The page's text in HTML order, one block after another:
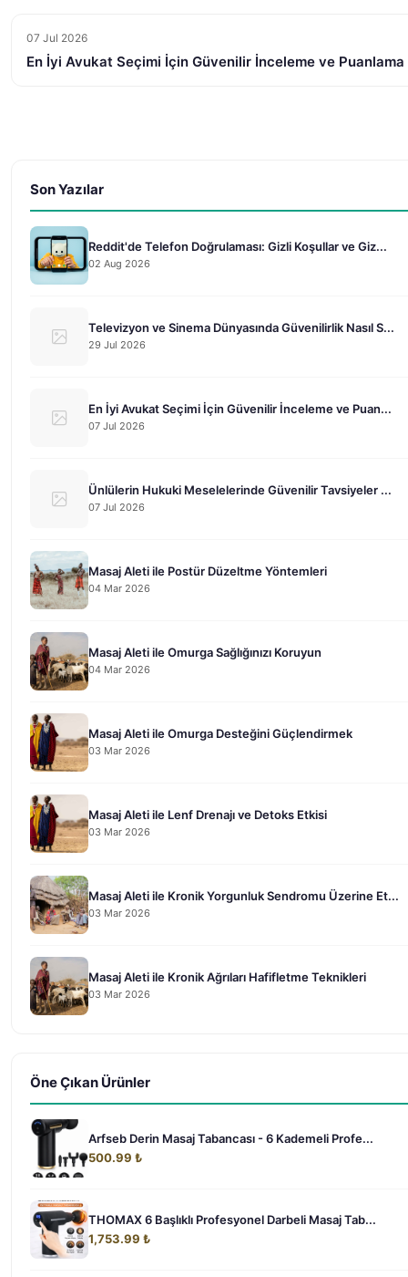
07 Jul 2026
En İyi Avukat Seçimi İçin Güvenilir İnceleme ve Puanlama
Son Yazılar
Reddit'de Telefon Doğrulaması: Gizli Koşullar ve Giz...
02 Aug 2026
Televizyon ve Sinema Dünyasında Güvenilirlik Nasıl S...
29 Jul 2026
En İyi Avukat Seçimi İçin Güvenilir İnceleme ve Puan...
07 Jul 2026
Ünlülerin Hukuki Meselelerinde Güvenilir Tavsiyeler ...
07 Jul 2026
Masaj Aleti ile Postür Düzeltme Yöntemleri
04 Mar 2026
Masaj Aleti ile Omurga Sağlığınızı Koruyun
04 Mar 2026
Masaj Aleti ile Omurga Desteğini Güçlendirmek
03 Mar 2026
Masaj Aleti ile Lenf Drenajı ve Detoks Etkisi
03 Mar 2026
Masaj Aleti ile Kronik Yorgunluk Sendromu Üzerine Et...
03 Mar 2026
Masaj Aleti ile Kronik Ağrıları Hafifletme Teknikleri
03 Mar 2026
Öne Çıkan Ürünler
Arfseb Derin Masaj Tabancası - 6 Kademeli Profe...
500.99 ₺
THOMAX 6 Başlıklı Profesyonel Darbeli Masaj Tab...
1,753.99 ₺